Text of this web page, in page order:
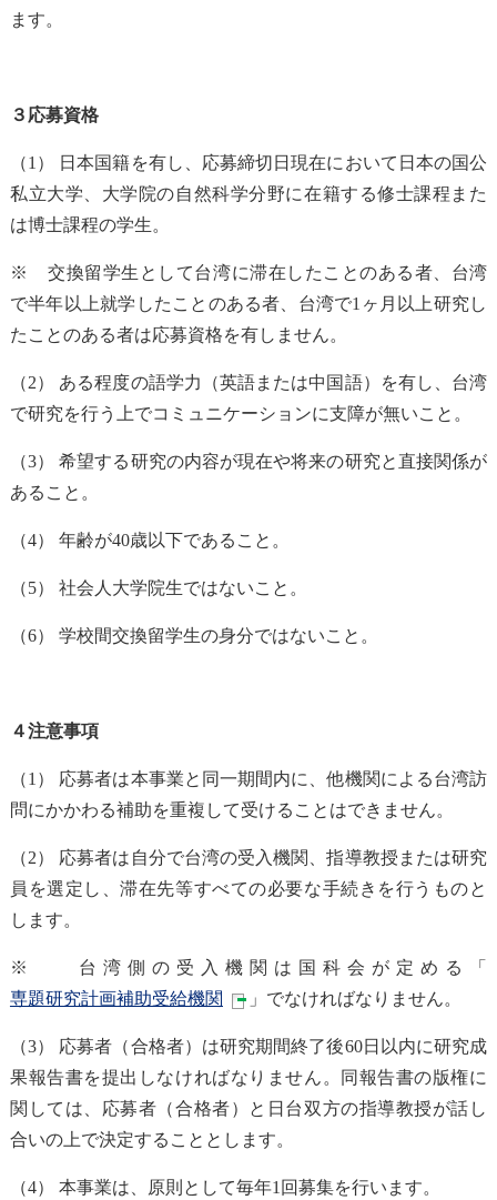
ます。
３応募資格
（1） 日本国籍を有し、応募締切日現在において日本の国公
私立大学、大学院の自然科学分野に在籍する修士課程また
は博士課程の学生。
※ 交換留学生として台湾に滞在したことのある者、台湾
で半年以上就学したことのある者、台湾で1ヶ月以上研究し
たことのある者は応募資格を有しません。
（2） ある程度の語学力（英語または中国語）を有し、台湾
で研究を行う上でコミュニケーションに支障が無いこと。
（3） 希望する研究の内容が現在や将来の研究と直接関係が
あること。
（4） 年齢が40歳以下であること。
（5） 社会人大学院生ではないこと。
（6） 学校間交換留学生の身分ではないこと。
４注意事項
（1） 応募者は本事業と同一期間内に、他機関による台湾訪
問にかかわる補助を重複して受けることはできません。
（2） 応募者は自分で台湾の受入機関、指導教授または研究
員を選定し、滞在先等すべての必要な手続きを行うものと
します。
※ 台湾側の受入機関は国科会が定める「
専題研究計画補助受給機関
」でなければなりません。
（3） 応募者（合格者）は研究期間終了後60日以内に研究成
果報告書を提出しなければなりません。同報告書の版権に
関しては、応募者（合格者）と日台双方の指導教授が話し
合いの上で決定することとします。
（4） 本事業は、原則として毎年1回募集を行います。